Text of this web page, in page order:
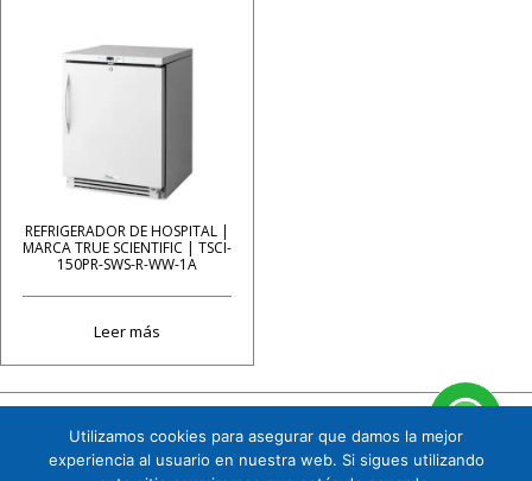
REFRIGERADOR DE HOSPITAL |
MARCA TRUE SCIENTIFIC | TSCI-
150PR-SWS-R-WW-1A
Leer más
Cuauhtémoc 158 B1 Col. Tizapán San Ángel, CP. 01090, Álvaro Obregón, Ciudad de
México. Tel. 5591719151
Utilizamos cookies para asegurar que damos la mejor
experiencia al usuario en nuestra web. Si sigues utilizando